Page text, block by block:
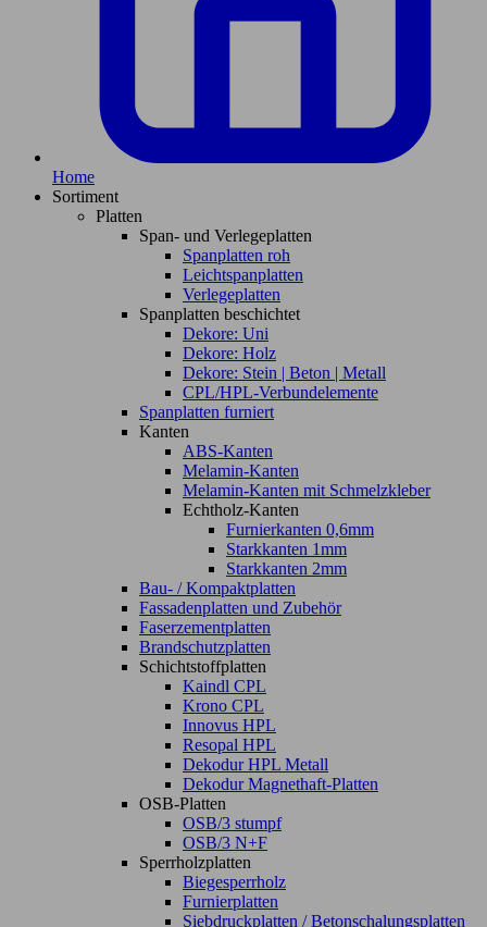
Home
Sortiment
Platten
Span- und Verlegeplatten
Spanplatten roh
Leichtspanplatten
Verlegeplatten
Spanplatten beschichtet
Dekore: Uni
Dekore: Holz
Dekore: Stein | Beton | Metall
CPL/HPL-Verbundelemente
Spanplatten furniert
Kanten
ABS-Kanten
Melamin-Kanten
Melamin-Kanten mit Schmelzkleber
Echtholz-Kanten
Furnierkanten 0,6mm
Starkkanten 1mm
Starkkanten 2mm
Bau- / Kompaktplatten
Fassadenplatten und Zubehör
Faserzementplatten
Brandschutzplatten
Schichtstoffplatten
Kaindl CPL
Krono CPL
Innovus HPL
Resopal HPL
Dekodur HPL Metall
Dekodur Magnethaft-Platten
OSB-Platten
OSB/3 stumpf
OSB/3 N+F
Sperrholzplatten
Biegesperrholz
Furnierplatten
Siebdruckplatten / Betonschalungsplatten